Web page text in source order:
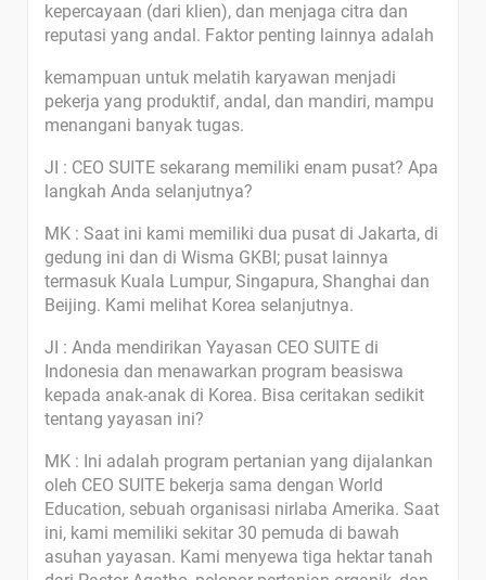
kepercayaan (dari klien), dan menjaga citra dan
reputasi yang andal. Faktor penting lainnya adalah
kemampuan untuk melatih karyawan menjadi
pekerja yang produktif, andal, dan mandiri, mampu
menangani banyak tugas.
JI : CEO SUITE sekarang memiliki enam pusat? Apa
langkah Anda selanjutnya?
MK : Saat ini kami memiliki dua pusat di Jakarta, di
gedung ini dan di Wisma GKBI; pusat lainnya
termasuk Kuala Lumpur, Singapura, Shanghai dan
Beijing. Kami melihat Korea selanjutnya.
JI : Anda mendirikan Yayasan CEO SUITE di
Indonesia dan menawarkan program beasiswa
kepada anak-anak di Korea. Bisa ceritakan sedikit
tentang yayasan ini?
MK : Ini adalah program pertanian yang dijalankan
oleh CEO SUITE bekerja sama dengan World
Education, sebuah organisasi nirlaba Amerika. Saat
ini, kami memiliki sekitar 30 pemuda di bawah
asuhan yayasan. Kami menyewa tiga hektar tanah